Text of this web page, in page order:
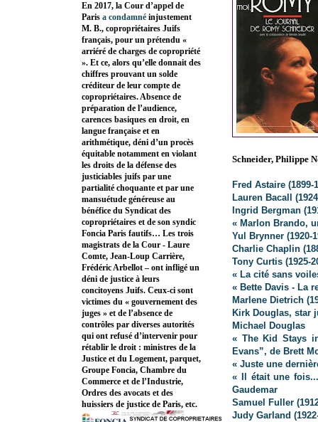
Schneider, Philippe
Fred Astaire (1899-
Lauren Bacall
Ingrid Bergman
« Marlon Brando,
Yul Brynner (1920-
Charlie Chaplin
Tony Curtis (1925-
« La cité sans
« Bette Davis - La
Marlene Dietrich
Kirk Douglas, star
Michael Douglas
« The Kid Stays
Evans”, de Brett
« Juste une
« Il était une
Gaudemar
Samuel Fuller
Judy Garland
En 2017, la Cour d’appel de
Paris a condamné injustement
M. B., copropriétaires Juifs
français, pour un prétendu «
arriéré de charges de copropriété
». Et ce, alors qu’elle donnait des
chiffres prouvant un solde
créditeur de leur compte de
copropriétaires. Absence de
préparation de l’audience,
carences basiques en droit, en
langue française et en
arithmétique, déni d’un procès
équitable notamment en violant
les droits de la défense des
justiciables juifs par une
partialité choquante et par une
mansuétude généreuse au
bénéfice du Syndicat des
copropriétaires et de son syndic
Foncia Paris fautifs… Les trois
magistrats de la Cour - Laure
Comte, Jean-Loup Carrière,
Frédéric Arbellot – ont infligé un
déni de justice à leurs
concitoyens Juifs. Ceux-ci sont
victimes du « gouvernement des
juges » et de l’absence de
contrôles par diverses autorités
qui ont refusé d’intervenir pour
rétablir le droit : ministres de la
Justice et du Logement, parquet,
Groupe Foncia, Chambre du
Commerce et de l’Industrie,
Ordres des avocats et des
huissiers de justice de Paris, etc.